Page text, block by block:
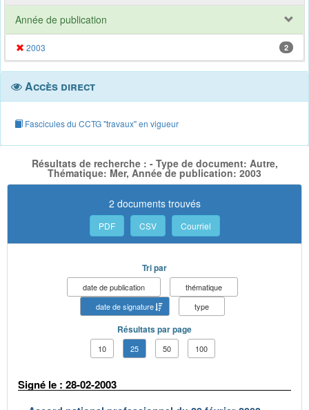
Année de publication
2003 2
Accès direct
Fascicules du CCTG "travaux" en vigueur
Résultats de recherche : - Type de document: Autre,
Thématique: Mer, Année de publication: 2003
2 documents trouvés
PDF CSV Courriel
Tri par
date de publication
thématique
date de signature
type
Résultats par page
10 25 50 100
Signé le : 28-02-2003